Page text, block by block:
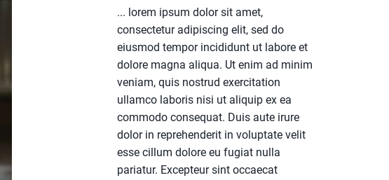
... lorem ipsum dolor sit amet,
consectetur adipiscing elit, sed do
eiusmod tempor incididunt ut labore et
dolore magna aliqua. Ut enim ad minim
veniam, quis nostrud exercitation
ullamco laboris nisi ut aliquip ex ea
commodo consequat. Duis aute irure
dolor in reprehenderit in voluptate velit
esse cillum dolore eu fugiat nulla
pariatur. Excepteur sint occaecat